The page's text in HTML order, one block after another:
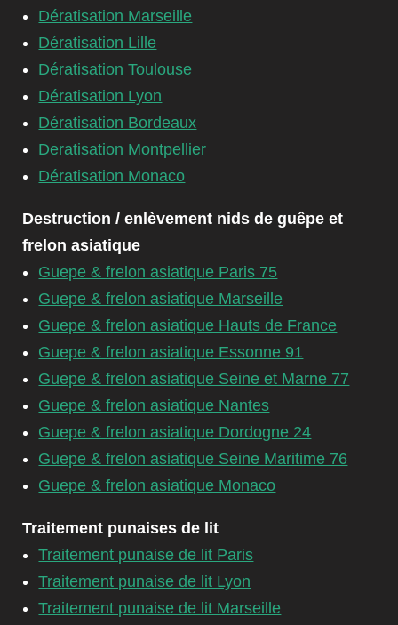
Dératisation Marseille
Dératisation Lille
Dératisation Toulouse
Dératisation Lyon
Dératisation Bordeaux
Deratisation Montpellier
Dératisation Monaco
Destruction / enlèvement nids de guêpe et
frelon asiatique
Guepe & frelon asiatique Paris 75
Guepe & frelon asiatique Marseille
Guepe & frelon asiatique Hauts de France
Guepe & frelon asiatique Essonne 91
Guepe & frelon asiatique Seine et Marne 77
Guepe & frelon asiatique Nantes
Guepe & frelon asiatique Dordogne 24
Guepe & frelon asiatique Seine Maritime 76
Guepe & frelon asiatique Monaco
Traitement punaises de lit
Traitement punaise de lit Paris
Traitement punaise de lit Lyon
Traitement punaise de lit Marseille